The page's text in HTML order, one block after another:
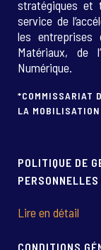
stratégiques et
service de
les entreprises
Matériaux, de
Numérique.
*COMMISSARIAT
LA MOBILISATION
POLITIQUE DE
Lire en détail
CONDITIONS